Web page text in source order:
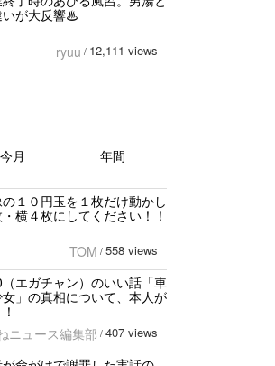
いが大反響♨
ryuu / 12,111 views
今月 年間
１０円玉を１枚だけ動かし
横４枚にしてください！！
TOM / 558 views
エガチャン）のいい話「車
」の真相について、本人が
ニュース編集部 / 407 views